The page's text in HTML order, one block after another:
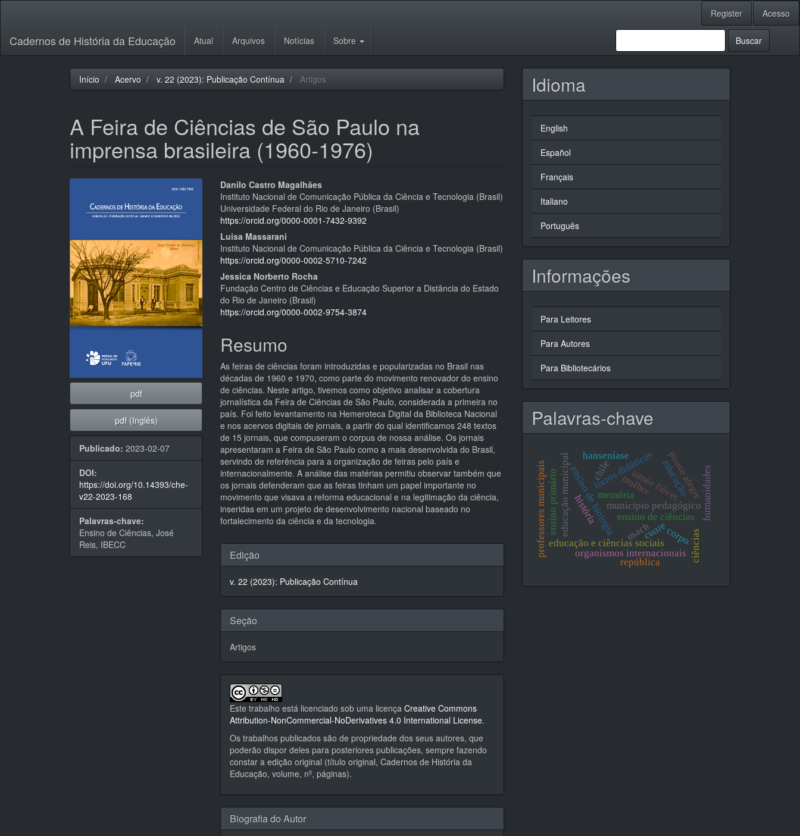
principal
Barra
Register Acesso
Cadernos de História da Educação Atual Arquivos Notícias Sobre Buscar
Início Acervo v. 22 (2023): Publicação Contínua Artigos
A Feira de Ciências de São Paulo na
imprensa brasileira (1960-1976)
lateral
artigos
pdf
pdf (Inglês)
Publicado: 2023-02-07
DOI:
https://doi.org/10.14393/che-
v22-2023-168
Palavras-chave:
Ensino de Ciências, José
Reis, IBECC
Conteúdo
do
artigo
principal
Danilo Castro Magalhães
Instituto Nacional de Comunicação Pública da Ciência e Tecnologia (Brasil)
Universidade Federal do Rio de Janeiro (Brasil)
https://orcid.org/0000-0001-7432-9392
Luisa Massarani
Instituto Nacional de Comunicação Pública da Ciência e Tecnologia (Brasil)
https://orcid.org/0000-0002-5710-7242
Jessica Norberto Rocha
Fundação Centro de Ciências e Educação Superior a Distância do Estado
do Rio de Janeiro (Brasil)
https://orcid.org/0000-0002-9754-3874
Resumo
As feiras de ciências foram introduzidas e popularizadas no Brasil nas
décadas de 1960 e 1970, como parte do movimento renovador do ensino
de ciências. Neste artigo, tivemos como objetivo analisar a cobertura
jornalística da Feira de Ciências de São Paulo, considerada a primeira no
país. Foi feito levantamento na Hemeroteca Digital da Biblioteca Nacional
e nos acervos digitais de jornais, a partir do qual identificamos 248 textos
de 15 jornais, que compuseram o corpus de nossa análise. Os jornais
apresentaram a Feira de São Paulo como a mais desenvolvida do Brasil,
servindo de referência para a organização de feiras pelo país e
internacionalmente. A análise das matérias permitiu observar também que
os jornais defenderam que as feiras tinham um papel importante no
movimento que visava a reforma educacional e na legitimação da ciência,
inseridas em um projeto de desenvolvimento nacional baseado no
fortalecimento da ciência e da tecnologia.
Detalhes
do
artigo
Edição
v. 22 (2023): Publicação Contínua
Seção
Artigos
Este trabalho está licenciado sob uma licençaCreative Commons
Attribution-NonCommercial-NoDerivatives 4.0 International License.
Os trabalhos publicados são de propriedade dos seus autores, que
poderão dispor deles para posteriores publicações, sempre fazendo
constar a edição original (título original, Cadernos de História da
Educação, volume, nº, páginas).
Biografia do Autor
Idioma
English
Español
Français
Italiano
Português
Informações
Para Leitores
Para Autores
Para Bibliotecários
Palavras-chave
históriamemória
ensino de ciências
ensino de biologialivros didáticos
educação e ciências sociais
organismos internacionais
educação municipal município pedagógico
professores municipais aimée fiévet
mulher
ensino primário
ciências
pouso alegrehumanidades
chile
usachcuore
educação
hanseníase
corpo
república